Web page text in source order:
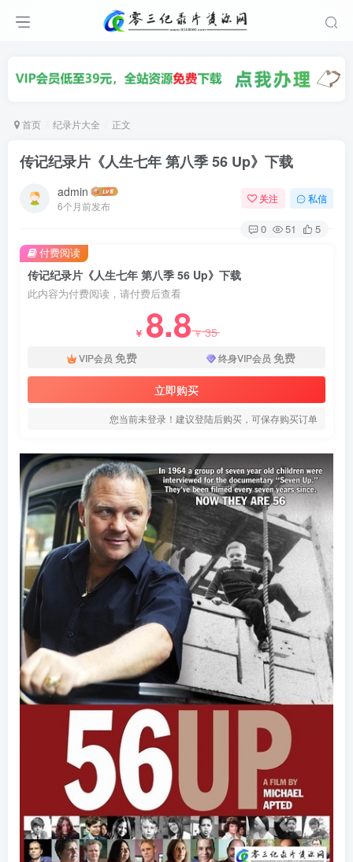
首页 纪录片大全 正文
传记纪录片《人生七年 第八季 56 Up》下载
admin
6个月前发布
关注 私信
0 51 5
传记纪录片《人生七年 第八季 56 Up》下载
此内容为付费阅读，请付费后查看
￥ 8.8￥35
VIP会员 免费 终身VIP会员 免费
立即购买
您当前未登录！建议登陆后购买，可保存购买订单
付费阅读